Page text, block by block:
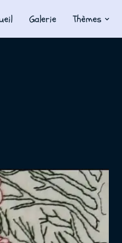
Galerie Thèmes